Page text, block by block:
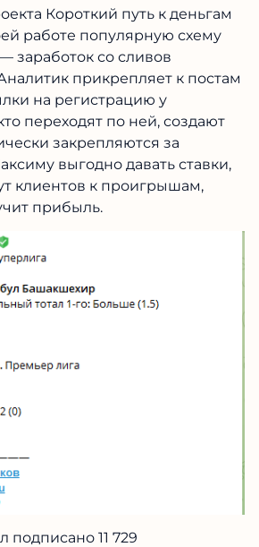
Короткий путь к деньгам
работе популярную схему
заработок со сливов
прикрепляет к постам
на регистрацию у
переходят по ней, создают
закрепляются за
выгодно давать ставки,
клиентов к проигрышам,
прибыль.
подписано 11 729